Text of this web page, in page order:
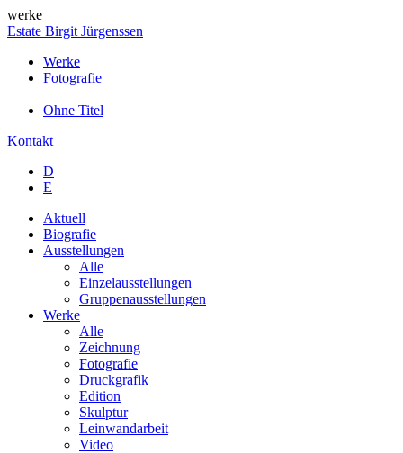
werke
Estate Birgit Jürgenssen
Werke
Fotografie
Ohne Titel
Kontakt
D
E
Aktuell
Biografie
Ausstellungen
Alle
Einzelausstellungen
Gruppenausstellungen
Werke
Alle
Zeichnung
Fotografie
Druckgrafik
Edition
Skulptur
Leinwandarbeit
Video